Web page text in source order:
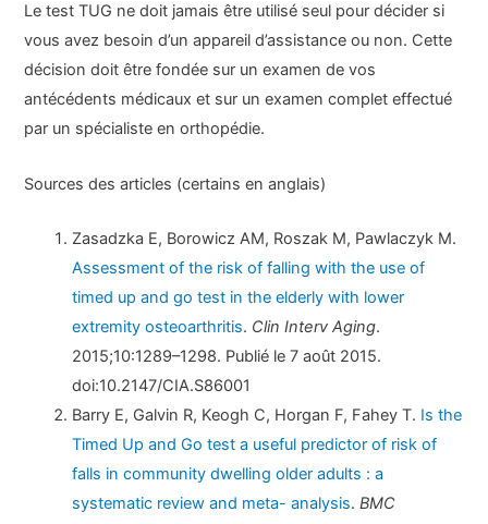
Le test TUG ne doit jamais être utilisé seul pour décider si
vous avez besoin d’un appareil d’assistance ou non. Cette
décision doit être fondée sur un examen de vos
antécédents médicaux et sur un examen complet effectué
par un spécialiste en orthopédie.
Sources des articles (certains en anglais)
Zasadzka E, Borowicz AM, Roszak M, Pawlaczyk M.
Assessment of the risk of falling with the use of
timed up and go test in the elderly with lower
extremity osteoarthritis. Clin Interv Aging.
2015;10:1289–1298. Publié le 7 août 2015.
doi:10.2147/CIA.S86001
Barry E, Galvin R, Keogh C, Horgan F, Fahey T. Is the
Timed Up and Go test a useful predictor of risk of
falls in community dwelling older adults : a
systematic review and meta- analysis.BMC